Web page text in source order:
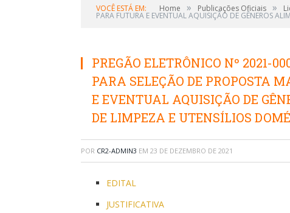
VOCÊ ESTÁ EM: Home » Publicações Oficiais »
PARA FUTURA E EVENTUAL AQUISIÇÃO DE GÊNEROS
PREGÃO ELETRÔNICO Nº 2021-
PARA SELEÇÃO DE PROPOSTA
E EVENTUAL AQUISIÇÃO DE
DE LIMPEZA E UTENSÍLIOS
POR CR2-ADMIN3 EM 23 DE DEZEMBRO DE 2021
EDITAL
JUSTIFICATIVA